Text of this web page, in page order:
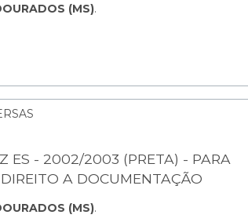
(MS).
ES - 2002/2003 (PRETA) - PARA
A DOCUMENTAÇÃO
(MS).